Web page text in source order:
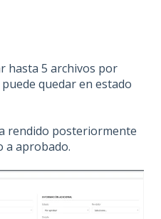
hasta 5 archivos por
quedar en estado
rendido posteriormente
a aprobado.